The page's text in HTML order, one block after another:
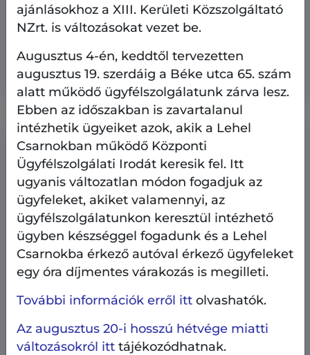
Ingatlangazdálkodás
Bérbe vehető üzlethelyiségek - 2026.
augusztus 7.
2026.08.7.
ajánlásokhoz a XIII. Kerületi Közszolgáltató
NZrt. is változásokat vezet be.
Augusztus 4-én, keddtől tervezetten
augusztus 19. szerdáig a Béke utca 65. szám
alatt működő ügyfélszolgálatunk zárva lesz.
Ebben az időszakban is zavartalanul
intézhetik ügyeiket azok, akik a Lehel
Csarnokban működő Központi
Ügyfélszolgálati Irodát keresik fel. Itt
ugyanis változatlan módon fogadjuk az
ügyfeleket, akiket valamennyi, az
ügyfélszolgálatunkon keresztül intézhető
ügyben készséggel fogadunk és a Lehel
Csarnokba érkező autóval érkező ügyfeleket
egy óra díjmentes várakozás is megilleti.
További információk erről ittolvashatók.
Az augusztus 20-i hosszú hétvége miatti
változásokról itttájékozódhatnak.